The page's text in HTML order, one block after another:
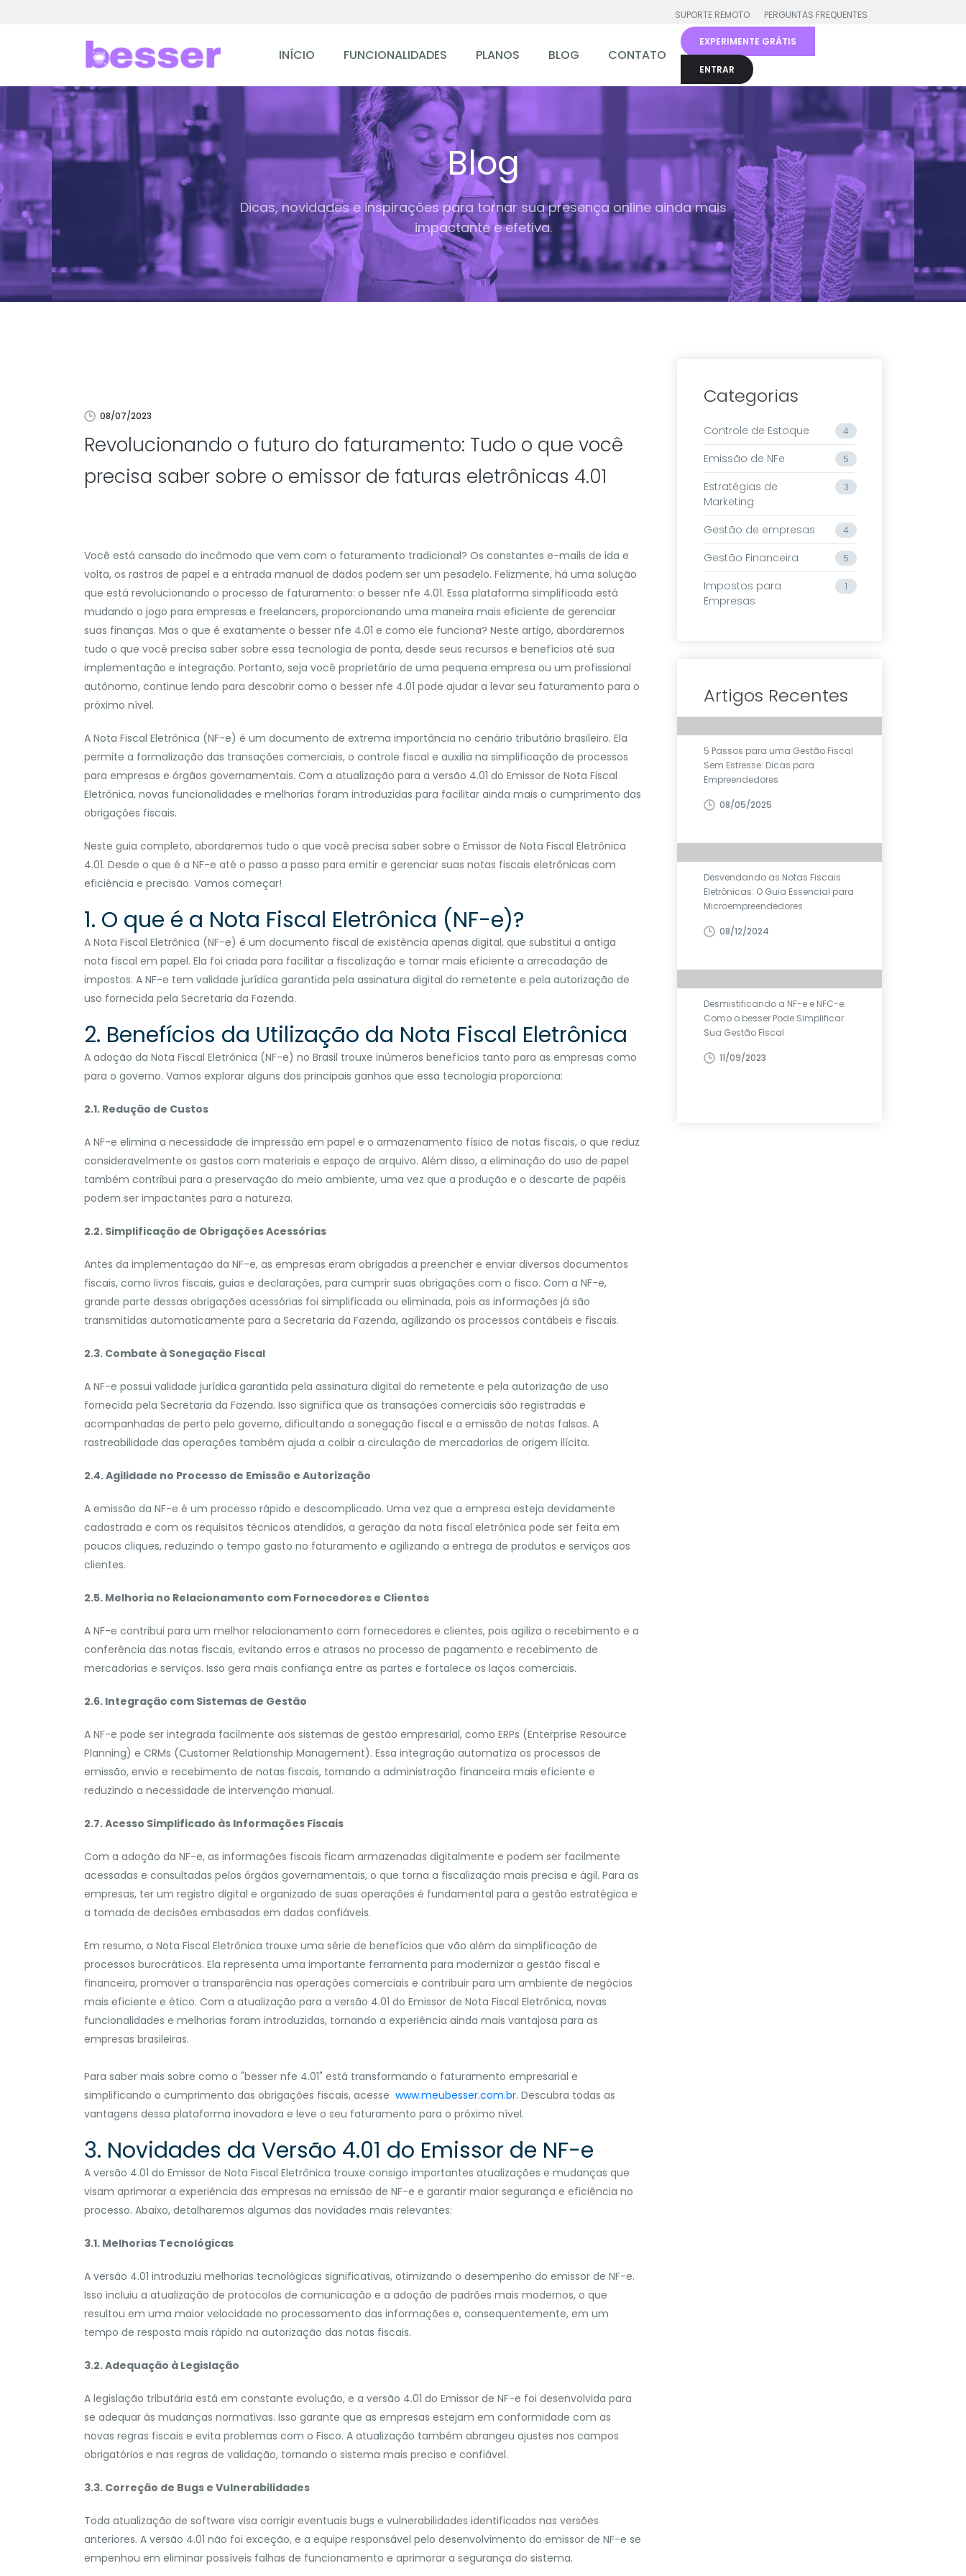
SUPORTE REMOTO PERGUNTAS FREQUENTES
INÍCIO FUNCIONALIDADES PLANOS BLOG CONTATO
EXPERIMENTE GRÁTIS
ENTRAR
Blog
Dicas, novidades e inspirações para tornar sua presença online ainda mais
impactante e efetiva.
08/07/2023
Revolucionando o futuro do faturamento: Tudo o que você
precisa saber sobre o emissor de faturas eletrônicas 4.01
Você está cansado do incômodo que vem com o faturamento tradicional? Os constantes e-mails de ida e
volta, os rastros de papel e a entrada manual de dados podem ser um pesadelo. Felizmente, há uma solução
que está revolucionando o processo de faturamento: o besser nfe 4.01. Essa plataforma simplificada está
mudando o jogo para empresas e freelancers, proporcionando uma maneira mais eficiente de gerenciar
suas finanças. Mas o que é exatamente o besser nfe 4.01 e como ele funciona? Neste artigo, abordaremos
tudo o que você precisa saber sobre essa tecnologia de ponta, desde seus recursos e benefícios até sua
implementação e integração. Portanto, seja você proprietário de uma pequena empresa ou um profissional
autônomo, continue lendo para descobrir como o besser nfe 4.01 pode ajudar a levar seu faturamento para o
próximo nível.
A Nota Fiscal Eletrônica (NF-e) é um documento de extrema importância no cenário tributário brasileiro. Ela
permite a formalização das transações comerciais, o controle fiscal e auxilia na simplificação de processos
para empresas e órgãos governamentais. Com a atualização para a versão 4.01 do Emissor de Nota Fiscal
Eletrônica, novas funcionalidades e melhorias foram introduzidas para facilitar ainda mais o cumprimento das
obrigações fiscais.
Neste guia completo, abordaremos tudo o que você precisa saber sobre o Emissor de Nota Fiscal Eletrônica
4.01. Desde o que é a NF-e até o passo a passo para emitir e gerenciar suas notas fiscais eletrônicas com
eficiência e precisão. Vamos começar!
1. O que é a Nota Fiscal Eletrônica (NF-e)?
A Nota Fiscal Eletrônica (NF-e) é um documento fiscal de existência apenas digital, que substitui a antiga
nota fiscal em papel. Ela foi criada para facilitar a fiscalização e tornar mais eficiente a arrecadação de
impostos. A NF-e tem validade jurídica garantida pela assinatura digital do remetente e pela autorização de
uso fornecida pela Secretaria da Fazenda.
2. Benefícios da Utilização da Nota Fiscal Eletrônica
A adoção da Nota Fiscal Eletrônica (NF-e) no Brasil trouxe inúmeros benefícios tanto para as empresas como
para o governo. Vamos explorar alguns dos principais ganhos que essa tecnologia proporciona:
2.1. Redução de Custos
A NF-e elimina a necessidade de impressão em papel e o armazenamento físico de notas fiscais, o que reduz
consideravelmente os gastos com materiais e espaço de arquivo. Além disso, a eliminação do uso de papel
também contribui para a preservação do meio ambiente, uma vez que a produção e o descarte de papéis
podem ser impactantes para a natureza.
2.2. Simplificação de Obrigações Acessórias
Antes da implementação da NF-e, as empresas eram obrigadas a preencher e enviar diversos documentos
fiscais, como livros fiscais, guias e declarações, para cumprir suas obrigações com o fisco. Com a NF-e,
grande parte dessas obrigações acessórias foi simplificada ou eliminada, pois as informações já são
transmitidas automaticamente para a Secretaria da Fazenda, agilizando os processos contábeis e fiscais.
2.3. Combate à Sonegação Fiscal
A NF-e possui validade jurídica garantida pela assinatura digital do remetente e pela autorização de uso
fornecida pela Secretaria da Fazenda. Isso significa que as transações comerciais são registradas e
acompanhadas de perto pelo governo, dificultando a sonegação fiscal e a emissão de notas falsas. A
rastreabilidade das operações também ajuda a coibir a circulação de mercadorias de origem ilícita.
2.4. Agilidade no Processo de Emissão e Autorização
A emissão da NF-e é um processo rápido e descomplicado. Uma vez que a empresa esteja devidamente
cadastrada e com os requisitos técnicos atendidos, a geração da nota fiscal eletrônica pode ser feita em
poucos cliques, reduzindo o tempo gasto no faturamento e agilizando a entrega de produtos e serviços aos
clientes.
2.5. Melhoria no Relacionamento com Fornecedores e Clientes
A NF-e contribui para um melhor relacionamento com fornecedores e clientes, pois agiliza o recebimento e a
conferência das notas fiscais, evitando erros e atrasos no processo de pagamento e recebimento de
mercadorias e serviços. Isso gera mais confiança entre as partes e fortalece os laços comerciais.
2.6. Integração com Sistemas de Gestão
A NF-e pode ser integrada facilmente aos sistemas de gestão empresarial, como ERPs (Enterprise Resource
Planning) e CRMs (Customer Relationship Management). Essa integração automatiza os processos de
emissão, envio e recebimento de notas fiscais, tornando a administração financeira mais eficiente e
reduzindo a necessidade de intervenção manual.
2.7. Acesso Simplificado às Informações Fiscais
Com a adoção da NF-e, as informações fiscais ficam armazenadas digitalmente e podem ser facilmente
acessadas e consultadas pelos órgãos governamentais, o que torna a fiscalização mais precisa e ágil. Para as
empresas, ter um registro digital e organizado de suas operações é fundamental para a gestão estratégica e
a tomada de decisões embasadas em dados confiáveis.
Em resumo, a Nota Fiscal Eletrônica trouxe uma série de benefícios que vão além da simplificação de
processos burocráticos. Ela representa uma importante ferramenta para modernizar a gestão fiscal e
financeira, promover a transparência nas operações comerciais e contribuir para um ambiente de negócios
mais eficiente e ético. Com a atualização para a versão 4.01 do Emissor de Nota Fiscal Eletrônica, novas
funcionalidades e melhorias foram introduzidas, tornando a experiência ainda mais vantajosa para as
empresas brasileiras.
Para saber mais sobre como o "besser nfe 4.01" está transformando o faturamento empresarial e
simplificando o cumprimento das obrigações fiscais, acesse www.meubesser.com.br. Descubra todas as
vantagens dessa plataforma inovadora e leve o seu faturamento para o próximo nível.
3. Novidades da Versão 4.01 do Emissor de NF-e
A versão 4.01 do Emissor de Nota Fiscal Eletrônica trouxe consigo importantes atualizações e mudanças que
visam aprimorar a experiência das empresas na emissão de NF-e e garantir maior segurança e eficiência no
processo. Abaixo, detalharemos algumas das novidades mais relevantes:
3.1. Melhorias Tecnológicas
A versão 4.01 introduziu melhorias tecnológicas significativas, otimizando o desempenho do emissor de NF-e.
Isso incluiu a atualização de protocolos de comunicação e a adoção de padrões mais modernos, o que
resultou em uma maior velocidade no processamento das informações e, consequentemente, em um
tempo de resposta mais rápido na autorização das notas fiscais.
3.2. Adequação à Legislação
A legislação tributária está em constante evolução, e a versão 4.01 do Emissor de NF-e foi desenvolvida para
se adequar às mudanças normativas. Isso garante que as empresas estejam em conformidade com as
novas regras fiscais e evita problemas com o Fisco. A atualização também abrangeu ajustes nos campos
obrigatórios e nas regras de validação, tornando o sistema mais preciso e confiável.
3.3. Correção de Bugs e Vulnerabilidades
Toda atualização de software visa corrigir eventuais bugs e vulnerabilidades identificados nas versões
anteriores. A versão 4.01 não foi exceção, e a equipe responsável pelo desenvolvimento do emissor de NF-e se
empenhou em eliminar possíveis falhas de funcionamento e aprimorar a segurança do sistema.
Categorias
Controle de Estoque 4
Emissão de NFe 5
Estratégias de
Marketing
3
Gestão de empresas 4
Gestão Financeira 5
Impostos para
Empresas
1
Artigos Recentes
5 Passos para uma Gestão Fiscal
Sem Estresse: Dicas para
Empreendedores
08/05/2025
Desvendando as Notas Fiscais
Eletrônicas: O Guia Essencial para
Microempreendedores
08/12/2024
Desmistificando a NF-e e NFC-e:
Como o besser Pode Simplificar
Sua Gestão Fiscal
11/09/2023